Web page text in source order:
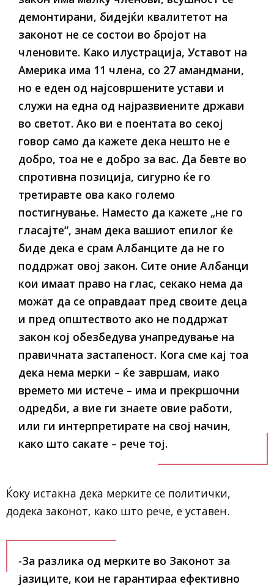
демонтирани, бидејќи квалитетот на
законот не се состои во бројот на
членовите. Како илустрација, Уставот на
Америка има 11 члена, со 27 амандмани,
но е еден од најсовршените устави и
служи на една од најразвиените држави
во светот. Ако ви е поентата во секој
говор само да кажете дека нешто не е
добро, тоа не е добро за вас. Да бевте во
спротивна позиција, сигурно ќе го
третиравте ова како големо
постигнување. Наместо да кажете „не го
гласајте“, знам дека вашиот епилог ќе
биде дека е срам Албанците да не го
поддржат овој закон. Сите оние Албанци
кои имаат право на глас, секако нема да
можат да се оправдаат пред своите деца
и пред општеството ако не поддржат
закон кој обезбедува унапредување на
правичната застапеност. Кога сме кај тоа
дека нема мерки – ќе завршам, иако
времето ми истече – има и прекршочни
одредби, а вие ги знаете овие работи,
или ги интерпретирате на свој начин,
како што сакате – рече тој.
Ќоку истакна дека мерките се политички,
додека законот, како што рече, е уставен.
-За разлика од мерките во Законот за
јазиците, кои не гарантираа ефективно